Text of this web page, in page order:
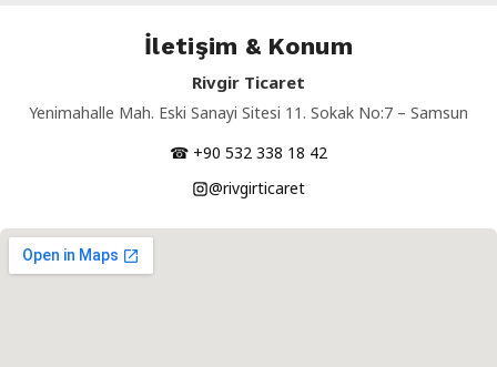
İletişim & Konum
Rivgir Ticaret
Yenimahalle Mah. Eski Sanayi Sitesi 11. Sokak No:7 – Samsun
☎ +90 532 338 18 42
@rivgirticaret